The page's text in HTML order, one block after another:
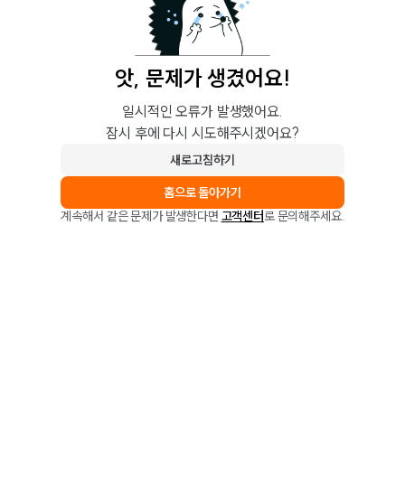
앗, 문제가 생겼어요!
일시적인 오류가 발생했어요.
잠시 후에 다시 시도해주시겠어요?
새로고침하기
홈으로 돌아가기
계속해서 같은 문제가 발생한다면 고객센터로 문의해주세요.